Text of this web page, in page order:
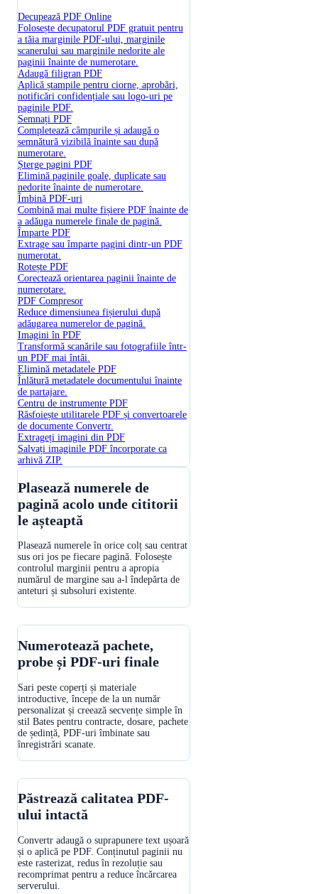
Decupează PDF Online
Folosește decupatorul PDF gratuit pentru
a tăia marginile PDF-ului, marginile
scanerului sau marginile nedorite ale
paginii înainte de numerotare.
Adaugă filigran PDF
Aplică ștampile pentru ciorne, aprobări,
notificări confidențiale sau logo-uri pe
paginile PDF.
Semnați PDF
Completează câmpurile și adaugă o
semnătură vizibilă înainte sau după
numerotare.
Șterge pagini PDF
Elimină paginile goale, duplicate sau
nedorite înainte de numerotare.
Îmbină PDF-uri
Combină mai multe fișiere PDF înainte de
a adăuga numerele finale de pagină.
Împarte PDF
Extrage sau împarte pagini dintr-un PDF
numerotat.
Rotește PDF
Corectează orientarea paginii înainte de
numerotare.
PDF Compresor
Reduce dimensiunea fișierului după
adăugarea numerelor de pagină.
Imagini în PDF
Transformă scanările sau fotografiile într-
un PDF mai întâi.
Elimină metadatele PDF
Înlătură metadatele documentului înainte
de partajare.
Centru de instrumente PDF
Răsfoiește utilitarele PDF și convertoarele
de documente Convertr.
Extrageți imagini din PDF
Salvați imaginile PDF încorporate ca
arhivă ZIP.
Plasează numerele de
pagină acolo unde cititorii
le așteaptă
Plasează numerele în orice colț sau centrat
sus ori jos pe fiecare pagină. Folosește
controlul marginii pentru a apropia
numărul de margine sau a-l îndepărta de
anteturi și subsoluri existente.
Numerotează pachete,
probe și PDF-uri finale
Sari peste coperți și materiale
introductive, începe de la un număr
personalizat și creează secvențe simple în
stil Bates pentru contracte, dosare, pachete
de ședință, PDF-uri îmbinate sau
înregistrări scanate.
Păstrează calitatea PDF-
ului intactă
Convertr adaugă o suprapunere text ușoară
și o aplică pe PDF. Conținutul paginii nu
este rasterizat, redus în rezoluție sau
recomprimat pentru a reduce încărcarea
serverului.